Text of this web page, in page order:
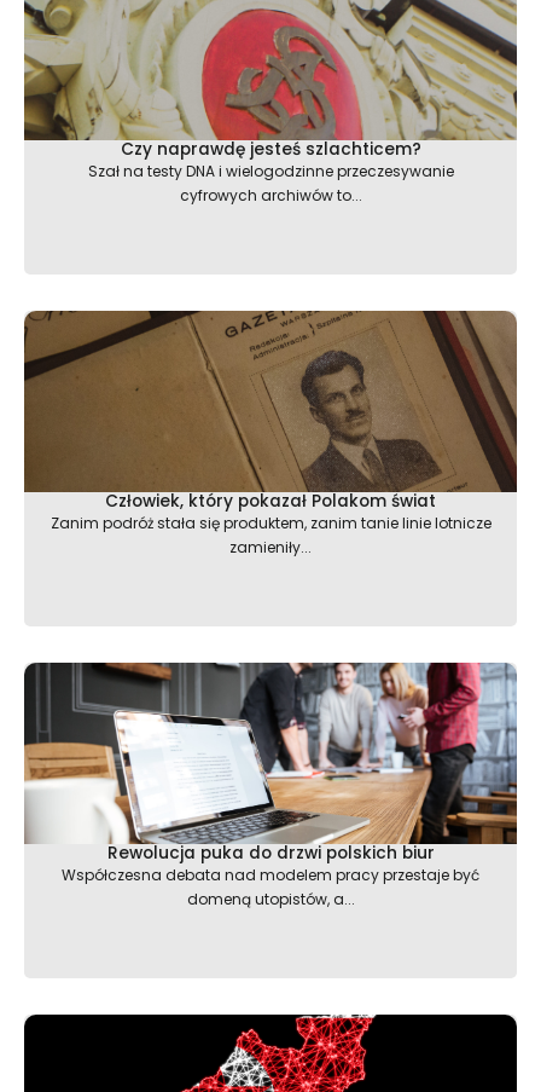
Czy naprawdę jesteś szlachticem?
Szał na testy DNA i wielogodzinne przeczesywanie
cyfrowych archiwów to...
Człowiek, który pokazał Polakom świat
Zanim podróż stała się produktem, zanim tanie linie lotnicze
zamieniły...
Rewolucja puka do drzwi polskich biur
Współczesna debata nad modelem pracy przestaje być
domeną utopistów, a...